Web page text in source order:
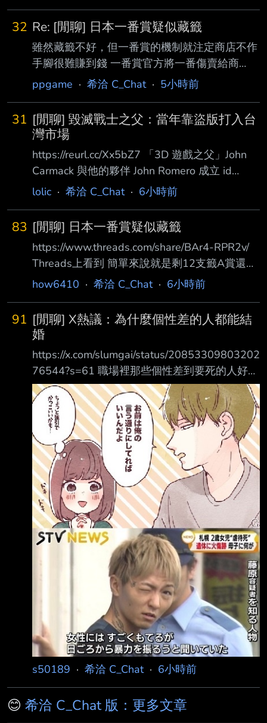
壓職業對手奪冠. 對比現實競技, 為何電競這麼容
易出現世外高人??? --
32 Re: [閒聊] 日本一番賞疑似藏籤
雖然藏籤不好，但一番賞的機制就注定商店不作
手腳很難賺到錢 一番賞官方將一番傷賣給商
店，本質上就是把賭具賣給商店 商店能賺多少
憑"運氣" 全靠大獎出貨時間的早晚 就算有最後
賞，也只是在大獎比較晚抽中時，能幫忙銷售剩
餘商品 但對於早早就被抽中大賞的非洲套卻毫
無幫助 所以商家跟顧客的關係，並不是莊家跟
賭客，而是賭客跟賭客 顧客有得知當前中獎率
與決定進場時機的優勢 商店能做的則是隱瞞真
實中獎率，也就是藏籤 可以說這個機制就是在
懲罰誠實的商家 因為你不藏就根本沒有辦法有
穩定收益
ppgame · 希洽 C_Chat· 5小時前
31 [閒聊] 毀滅戰士之父：當年靠盜版打入台
灣市場
https://reurl.cc/Xx5bZ7 「3D 遊戲之父」John
Carmack 與他的夥伴 John Romero 成立 id
Software 後， 於 1993 年推出的《毀滅戰士》
之一， 直到現在全球還是有許多粉絲。 John
Romero 也公開分享初代《毀滅戰士》的發行策
略， 表示這個傳奇遊戲系列的成功與台灣上個
世紀的遊戲市場有關， 他們也知道當時台灣
100% 會有人複製試玩章節轉賣， 因此當時就
不如「就地合法」。 其實從一開始，或許
lolic · 希洽 C_Chat· 6小時前
83 [閒聊] 日本一番賞疑似藏籤
https://www.threads.com/share/BAr4-RPR2v/
Threads上看到 簡單來說就是剩12支籤A賞還沒
出 事主想直接包套 店家說規則是每人5抽 事主
下的2抽 卻被其中一個店員阻止 宣稱已有人包了
但是事主在現場確認其他客人都不是消費那組一
番賞的 商店直接下架剩下的東西 --
how6410 · 希洽 C_Chat· 6小時前
91 [閒聊] X熱議：為什麼個性差的人都能結
婚
https://x.com/slumgai/status/20853309803202
76544?s=61 職場裡那些個性差到要死的人好像
都結婚了，他們到底是怎麼結得了婚的？ 網
友：
https://x.com/numamatougenzi/status/2086072
254996373563?s=61 「Q. 性格差到要死的人
好像全都結婚了，他們到底是怎麼結得了婚的？
A. 就是因為性格差到要死。」
https://i.imgur.com/HfhpvDO.jpeg 上圖 妳照著
我說的做就好 雖然有點強硬
s50189 · 希洽 C_Chat· 6小時前
😊 希洽 C_Chat 版：更多文章